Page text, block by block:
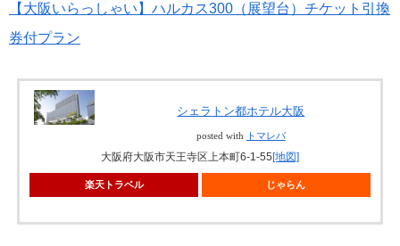
【大阪いらっしゃい】ハルカス300（展望台）チケット引換
券付プラン
シェラトン都ホテル大阪
posted with トマレバ
大阪府大阪市天王寺区上本町6-1-55 [地図]
楽天トラベル じゃらん